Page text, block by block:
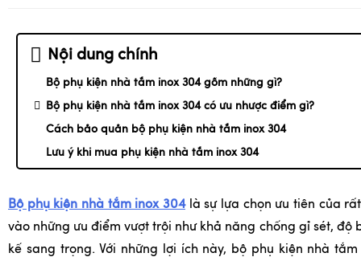
Nội dung chính
Bộ phụ kiện nhà tắm inox 304 gồm những gì?
Bộ phụ kiện nhà tắm inox 304 có ưu nhược điểm gì?
Cách bảo quản bộ phụ kiện nhà tắm inox 304
Lưu ý khi mua phụ kiện nhà tắm inox 304
Bộ phụ kiện nhà tắm inox 304là sự lựa chọn ưu tiên của
vào những ưu điểm vượt trội như khả năng chống gỉ sét, độ
kế sang trọng. Với những lợi ích này, bộ phụ kiện nhà